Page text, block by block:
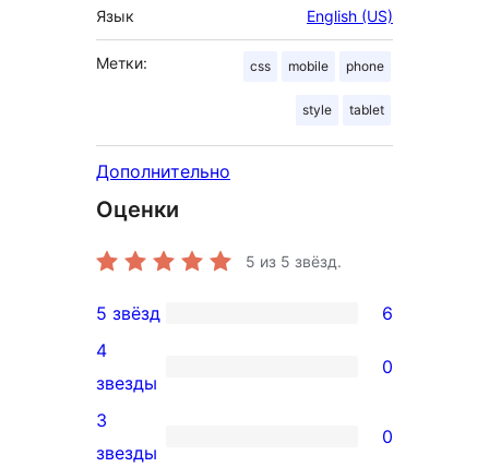
Язык English (US)
Метки: css mobile phone
style tablet
Дополнительно
Оценки
5 из 5 звёзд.
6
5-
звездный
отзыв
5 звёзд 6
0
4-
звездный
4
звезды
0
0
3
звезды
0